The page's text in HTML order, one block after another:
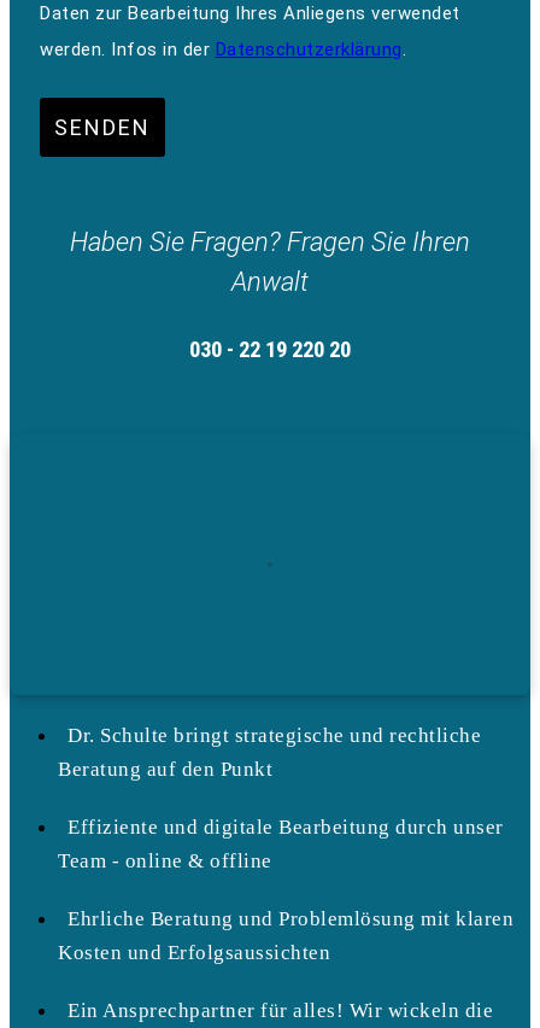
Daten zur Bearbeitung Ihres Anliegens verwendet
werden. Infos in der Datenschutzerklärung.
SENDEN
Haben Sie Fragen? Fragen Sie Ihren
Anwalt
030 - 22 19 220 20
Dr. Schulte bringt strategische und rechtliche
Beratung auf den Punkt
Effiziente und digitale Bearbeitung durch unser
Team - online & offline
Ehrliche Beratung und Problemlösung mit klaren
Kosten und Erfolgsaussichten
Ein Ansprechpartner für alles! Wir wickeln die